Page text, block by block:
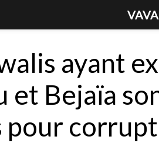
ayant
et Bejaïa
pour